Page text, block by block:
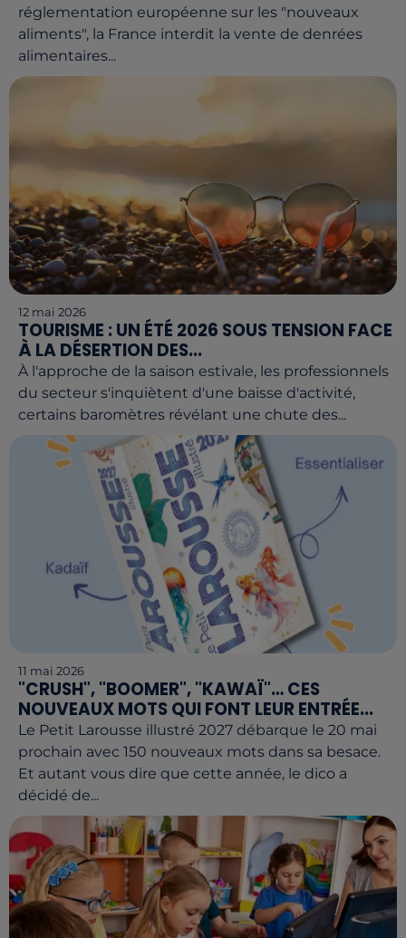
réglementation européenne sur les "nouveaux
aliments", la France interdit la vente de denrées
alimentaires...
12 mai 2026
TOURISME : UN ÉTÉ 2026 SOUS TENSION FACE
À LA DÉSERTION DES...
À l'approche de la saison estivale, les professionnels
du secteur s'inquiètent d'une baisse d'activité,
certains baromètres révélant une chute des...
11 mai 2026
"CRUSH", "BOOMER", "KAWAÏ"… CES
NOUVEAUX MOTS QUI FONT LEUR ENTRÉE...
Le Petit Larousse illustré 2027 débarque le 20 mai
prochain avec 150 nouveaux mots dans sa besace.
Et autant vous dire que cette année, le dico a
décidé de...